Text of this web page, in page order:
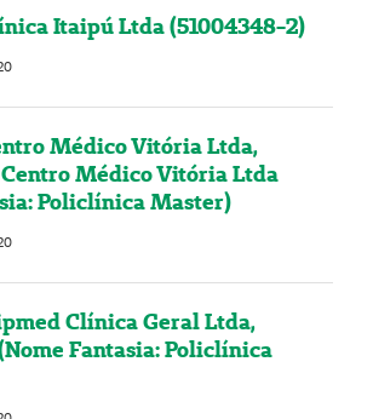
Itaipú Ltda (51004348-2)
Médico Vitória Ltda,
Médico Vitória Ltda
Policlínica Master)
Clínica Geral Ltda,
Fantasia: Policlínica